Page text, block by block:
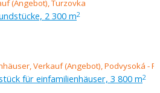
2 300 m2
für einfamilienhäuser, 3 800 m2